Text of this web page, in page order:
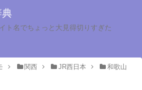
ト名でちょっと大見得切りすぎた
関西 JR西日本
和歌山